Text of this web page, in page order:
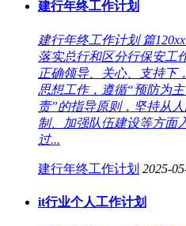
建行年终工作计划
建行年终工作计划 篇
落实总行和区分行保安工
正确领导、关心、支持下
思想工作，遵循“预防为
责”的指导原则，坚持从
制、加强队伍建设等方面
过...
建行年终工作计划 2025-
it行业个人工作计划